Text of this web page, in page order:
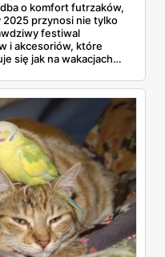
o komfort futrzaków,
2025 przynosi nie tylko
festiwal
i akcesoriów, które
się jak na wakacjach
za 4,99 zł, a do
do pielęgnacji. Czy to
rarytasy lądują w
obchodzimy Dzień